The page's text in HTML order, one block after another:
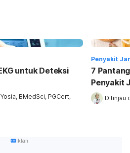
untuk Deteksi
BMedSci, PGCert,
Penyakit
7
Penyakit
Ditinjau
Iklan